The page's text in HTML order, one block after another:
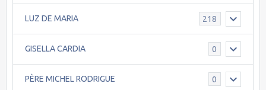
LUZ DE MARIA 218
GISELLA CARDIA 0
PÈRE MICHEL RODRIGUE 0